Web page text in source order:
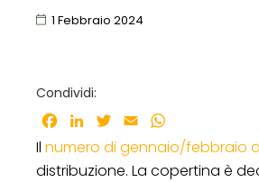
1 Febbraio 2024
Condividi:
Facebook
LinkedInTwitter
Email
Il numero di gennaio/febbraio
distribuzione. La copertina è